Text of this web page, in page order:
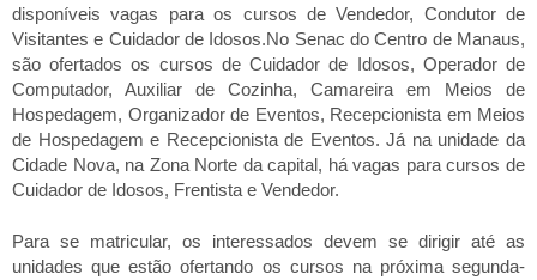
disponíveis vagas para os cursos de Vendedor, Condutor de
Visitantes e Cuidador de Idosos.No Senac do Centro de Manaus,
são ofertados os cursos de Cuidador de Idosos, Operador de
Computador, Auxiliar de Cozinha, Camareira em Meios de
Hospedagem, Organizador de Eventos, Recepcionista em Meios
de Hospedagem e Recepcionista de Eventos. Já na unidade da
Cidade Nova, na Zona Norte da capital, há vagas para cursos de
Cuidador de Idosos, Frentista e Vendedor.
Para se matricular, os interessados devem se dirigir até as
unidades que estão ofertando os cursos na próxima segunda-